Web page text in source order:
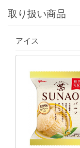
取り扱い商品
アイス